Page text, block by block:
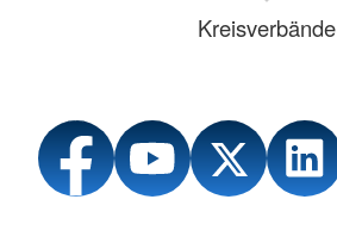
Kreisverbände